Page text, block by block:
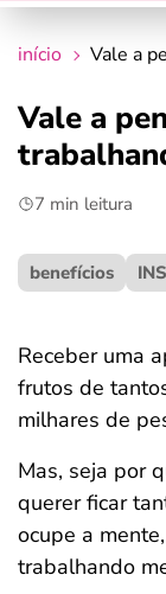
crédito fácil
últimas
ferramentas
início Vale a
Vale a
7 min leitura
benefícios
Receber uma
frutos de
milhares de
Mas, seja por
querer ficar
ocupe a
trabalhando